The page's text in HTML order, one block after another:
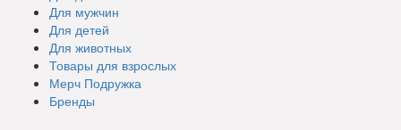
Для мужчин
Для детей
Для животных
Товары для взрослых
Мерч Подружка
Бренды